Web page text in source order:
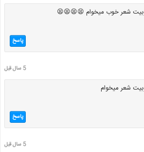
شعر خوب میخوام 😫😫😫😫
پاسخ
5 سال قبل
شعر میخوام
پاسخ
5 سال قبل